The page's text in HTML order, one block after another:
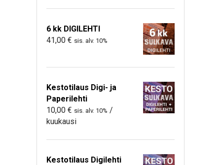
6 kk DIGILEHTI
41,00 € sis. alv. 10%
Kestotilaus Digi- ja
Paperilehti
10,00 € sis. alv. 10% /
kuukausi
Kestotilaus Digilehti